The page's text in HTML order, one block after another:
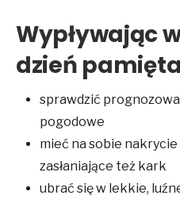
Wypływając
dzień
sprawdzić
pogodowe
mieć na sobie nakrycie
zasłaniające też kark
ubrać się w lekkie,